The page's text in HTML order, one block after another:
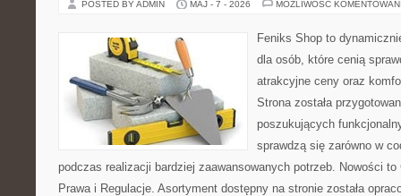
POSTED BY ADMIN MAJ - 7 - 2026 MOŻLIWOŚĆ
Feniks Shop to
dla osób, które cenią
atrakcyjne ceny oraz
Strona została
poszukujących
sprawdzą się zarówno w
podczas realizacji bardziej zaawansowanych potrzeb. Nowości
Prawa i Regulacje. Asortyment dostępny na stronie została